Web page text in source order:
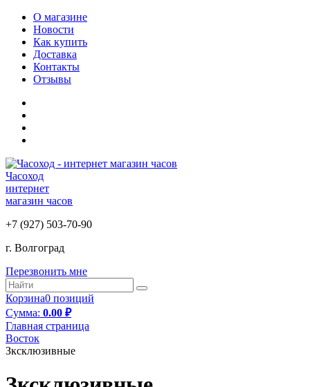
О магазине
Новости
Как купить
Доставка
Контакты
Отзывы
Часоход
интернет
магазин часов
+7 (927) 503-70-90
г. Волгоград
Перезвонить мне
Корзина0 позиций
Cумма: 0.00 ₽
Главная страница
Восток
Зксклюзивные